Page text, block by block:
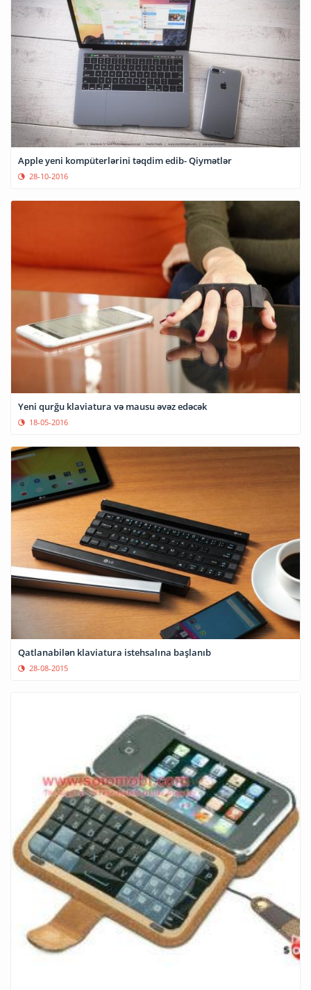
Apple yeni kompüterlərini təqdim edib- Qiymətlər
28-10-2016
Yeni qurğu klaviatura və mausu əvəz edəcək
18-05-2016
Qatlanabilən klaviatura istehsalına başlanıb
28-08-2015